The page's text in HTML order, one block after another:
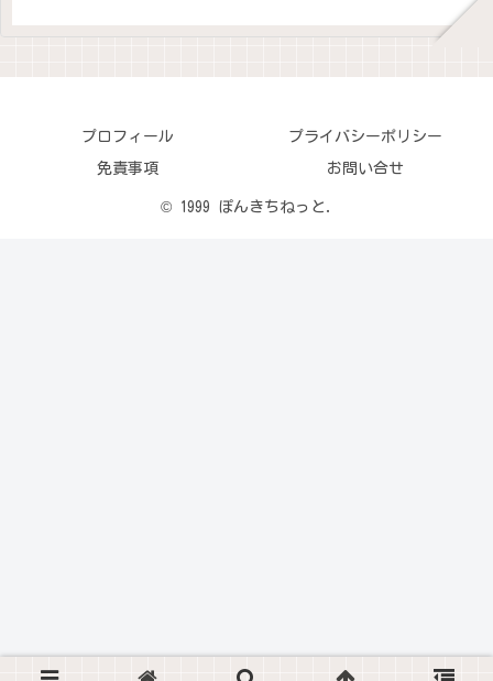
プロフィール プライバシーポリシー
免責事項 お問い合せ
© 1999 ぽんきちねっと.